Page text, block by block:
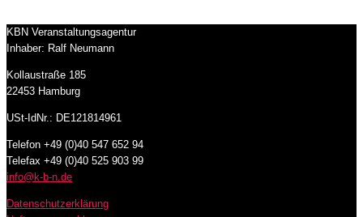
KBN Veranstaltungsagentur
Inhaber: Ralf Neumann
Kollaustraße 185
22453 Hamburg
USt-IdNr.: DE121814961
Telefon +49 (0)40 547 652 94
Telefax +49 (0)40 525 903 99
info@k-b-n.de
Datenschutzerklärung